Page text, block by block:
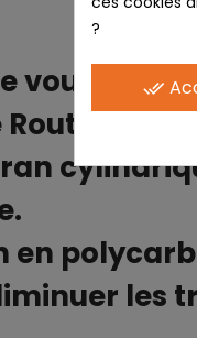
vous
le
en
les
?
done_all